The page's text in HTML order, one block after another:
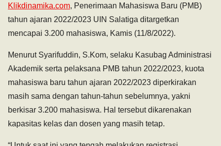
Klikdinamika.com, Penerimaan Mahasiswa Baru (PMB)
tahun ajaran 2022/2023 UIN Salatiga ditargetkan
mencapai 3.200 mahasiswa, Kamis (11/8/2022).
Menurut Syarifuddin, S.Kom, selaku Kasubag Administrasi
Akademik serta pelaksana PMB tahun 2022/2023, kuota
mahasiswa baru tahun ajaran 2022/2023 diperkirakan
masih sama dengan tahun-tahun sebelumnya, yakni
berkisar 3.200 mahasiswa. Hal tersebut dikarenakan
kapasitas kelas dan dosen yang masih tetap.